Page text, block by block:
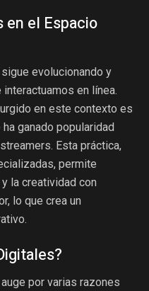
en el Espacio
evolucionando y
en línea.
en este contexto es
ganado popularidad
Esta práctica,
permite
la creatividad con
lo que crea un
por varias razones